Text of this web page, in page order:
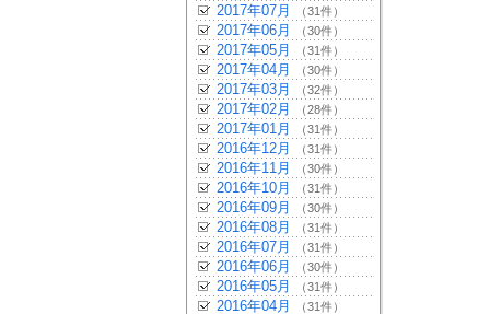
2017年07月 （31件）
2017年06月 （30件）
2017年05月 （31件）
2017年04月 （30件）
2017年03月 （32件）
2017年02月 （28件）
2017年01月 （31件）
2016年12月 （31件）
2016年11月 （30件）
2016年10月 （31件）
2016年09月 （30件）
2016年08月 （31件）
2016年07月 （31件）
2016年06月 （30件）
2016年05月 （31件）
2016年04月 （31件）